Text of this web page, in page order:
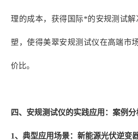
理的成本，获得国际*的安规测试
塑，使得美翠安规测试仪在高端市
价比。
四、安规测试仪的实践应用：案例
1、典型应用场景：新能源光伏逆变